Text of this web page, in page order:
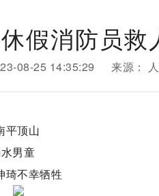
假消防员救
08-25 14:35:29 来源：
平顶山
男童
琦不幸牺牲